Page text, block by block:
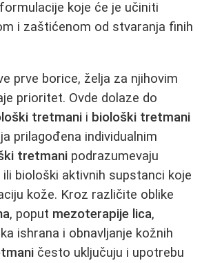
koje će je učiniti
i zaštićenom od stvaranja finih
prve borice, želja za njihovim
prioritet. Ovde dolaze do
tretmani i biološki tretmani
prilagođena individualnim
tretmani podrazumevaju
biološki aktivnih supstanci koje
kože. Kroz različite oblike
, poput mezoterapije lica,
ishrana i obnavljanje kožnih
često uključuju i upotrebu